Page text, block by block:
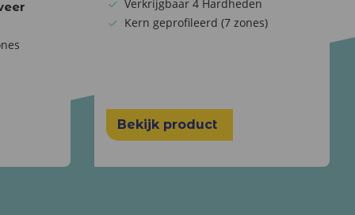
Verkrijgbaar 4 Hardheden
Kern geprofileerd (7 zones)
Bekijk product